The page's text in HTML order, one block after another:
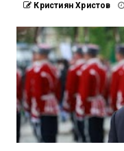
Кристиян Христов